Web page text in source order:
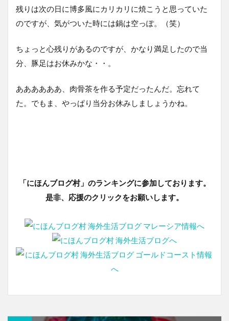
残りは次の日に博多風にカリカリに焼こうと思っていた
のですが、気がついた時には鍋は空っぽ。（笑）
ちょっと心残りがあるのですが、かなり満足したので当
分、豚足はお休みかな・・。
ああああああ、肉骨茶を作る予定だったんだ。忘れて
た。でもま、やっぱり当分お休みしましょうかね。
「にほんブログ村」のランキングに参加しております。
是非、応援のクリックをお願いします。